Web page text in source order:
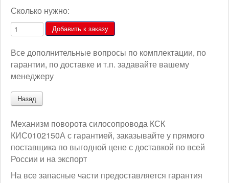
Сколько нужно:
Все дополнительные вопросы по комплектации, по
гарантии, по доставке и т.п. задавайте вашему
менеджеру
Механизм поворота силосопровода КСК
КИС0102150А с гарантией, заказывайте у прямого
поставщика по выгодной цене с доставкой по всей
России и на экспорт
На все запасные части предоставляется гарантия